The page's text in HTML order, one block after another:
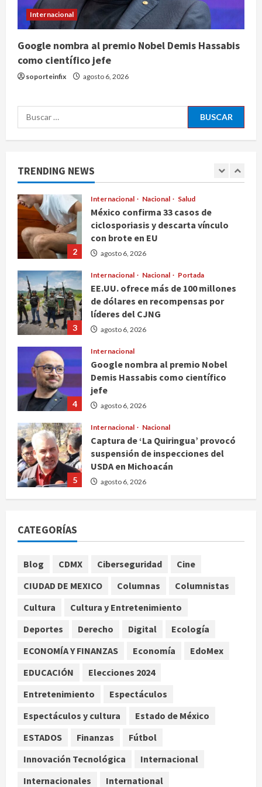
Internacional
Google nombra al premio Nobel Demis Hassabis
como científico jefe
soporteinfix agosto 6, 2026
Buscar:
TRENDING NEWS
5
Captura de ‘La Quiringua’ provocó
suspensión de inspecciones del
agosto 6, 2026
1
Nacional Salud
Oaxaca tras ganar amparo
agosto 6, 2026
2
ciclosporiasis y descarta vínculo
3
Internacional Nacional Portada
EE.UU. ofrece más de 100 millones
de dólares en recompensas por
Internacional
Google nombra al premio Nobel
Demis Hassabis como científico
5
Internacional Nacional
Captura de ‘La Quiringua’ provocó
suspensión de inspecciones del
Nacional Salud
Joven autista Ángel Adolfo regresa
a la Universidad Bienestar de
2
México confirma 33 casos de
con brote en EU
agosto 6, 2026
Internacional Nacional Portada
de dólares en recompensas por
líderes del CJNG
Google nombra al premio Nobel
Demis Hassabis como científico
jefe
agosto 6, 2026
Internacional Nacional
CATEGORÍAS
Blog CDMX Ciberseguridad
Cine
CIUDAD DE MEXICO
Columnas
Columnistas
Cultura
Cultura y Entretenimiento
Deportes
Derecho Digital
Ecología
ECONOMÍA Y FINANZAS
Economía
EdoMex
EDUCACIÓN
Elecciones 2024
Entretenimiento
Espectáculos
Espectáculos y cultura
Estado de México
ESTADOS
Finanzas
Fútbol
Innovación Tecnológica
Internacional
Internacionales
International